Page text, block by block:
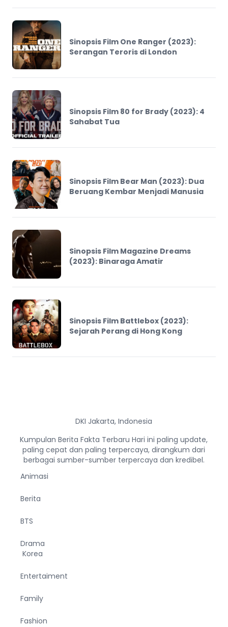
Sinopsis Film One Ranger (2023):
Serangan Teroris di London
Sinopsis Film 80 for Brady (2023): 4
Sahabat Tua
Sinopsis Film Bear Man (2023): Dua
Beruang Kembar Menjadi Manusia
Sinopsis Film Magazine Dreams
(2023): Binaraga Amatir
Sinopsis Film Battlebox (2023):
Sejarah Perang di Hong Kong
DKI Jakarta, Indonesia
Kumpulan Berita Fakta Terbaru Hari ini paling update,
paling cepat dan paling terpercaya, dirangkum dari
berbagai sumber-sumber terpercaya dan kredibel.
Animasi
Berita
BTS
Drama
Korea
Entertaiment
Family
Fashion